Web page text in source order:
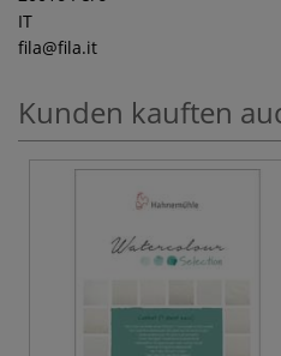
IT
fila@fila.it
Kunden kauften